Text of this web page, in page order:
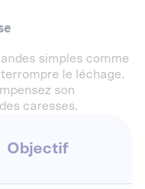
simples comme
le léchage.
son
caresses.
Objectif